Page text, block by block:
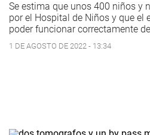
Se estima que unos 400 niños y
por el Hospital de Niños y que el
poder funcionar correctamente
1 DE AGOSTO DE 2022 - 13:34